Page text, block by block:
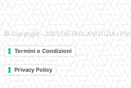
© Copyright - 2025 DIETROLANOTIZIA |
Termini e Condizioni
Privacy Policy